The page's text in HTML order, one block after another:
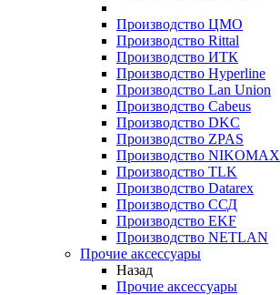
Производство ЦМО
Производство Rittal
Производство ИТК
Производство Hyperline
Производство Lan Union
Производство Cabeus
Производство DKC
Производство ZPAS
Производство NIKOMAX
Производство TLK
Производство Datarex
Производство ССД
Производство EKF
Производство NETLAN
Прочие аксеcсуары
Назад
Прочие аксеcсуары